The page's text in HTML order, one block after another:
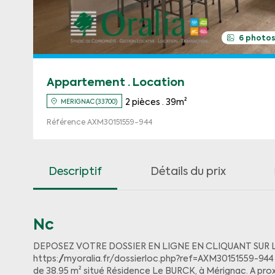
6 photos
Appartement · Location
MERIGNAC (33700) 2 pièces · 39m²
Référence AXM30151559-944
Descriptif Détails du prix
Nc
DEPOSEZ VOTRE DOSSIER EN LIGNE EN CLIQUANT SUR
https://myoralia.fr/dossierloc.php?ref=AXM30151559-
de 38.95 m² situé Résidence Le BURCK, à Mérignac. A